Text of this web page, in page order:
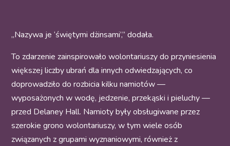
„Nazywa je ‘świętymi dżinsami’,” dodała.
To zdarzenie zainspirowało wolontariuszy do przyniesienia
większej liczby ubrań dla innych odwiedzających, co
doprowadziło do rozbicia kilku namiotów —
wyposażonych w wodę, jedzenie, przekąski i pieluchy —
przed Delaney Hall. Namioty były obsługiwane przez
szerokie grono wolontariuszy, w tym wiele osób
związanych z grupami wyznaniowymi, również z